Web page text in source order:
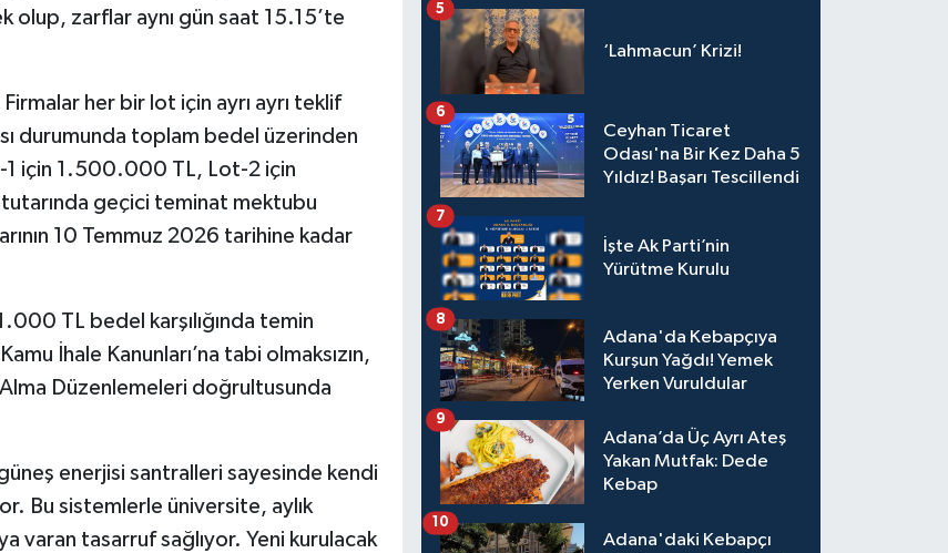
zarflar aynı gün saat 15.15’te
her bir lot için ayrı ayrı teklif
durumunda toplam bedel üzerinden
1 için 1.500.000 TL, Lot-2 için
geçici teminat mektubu
10 Temmuz 2026 tarihine kadar
TL bedel karşılığında temin
İhale Kanunları’na tabi olmaksızın,
Alma Düzenlemeleri doğrultusunda
enerjisi santralleri sayesinde kendi
Bu sistemlerle üniversite, aylık
varan tasarruf sağlıyor. Yeni kurulacak
Sürer"
‘Lahmacun’ Krizi!
5
Ceyhan Ticaret
Odası'na Bir Kez Daha 5
Yıldız! Başarı Tescillendi
6
İşte Ak Parti’nin
Yürütme Kurulu
7
Adana'da Kebapçıya
Kurşun Yağdı! Yemek
Yerken Vuruldular
8
Adana’da Üç Ayrı Ateş
Yakan Mutfak: Dede
Kebap
9
Adana'daki Kebapçı
10